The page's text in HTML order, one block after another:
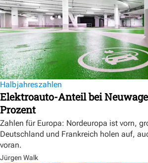
Halbjahreszahlen
Elektroauto-Anteil bei
Prozent
Zahlen für Europa: Nordeuropa ist vorn,
Deutschland und Frankreich holen auf,
voran.
Jürgen Walk